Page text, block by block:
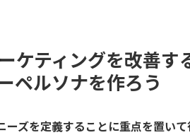
ケティングを改善す
ペルソナを作ろう
ズを定義することに重点を置い